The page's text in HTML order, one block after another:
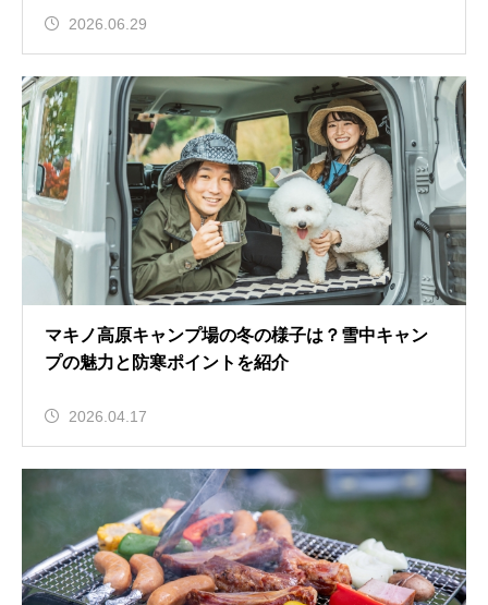
2026.06.29
マキノ高原キャンプ場の冬の様子は？雪中キャン
プの魅力と防寒ポイントを紹介
2026.04.17